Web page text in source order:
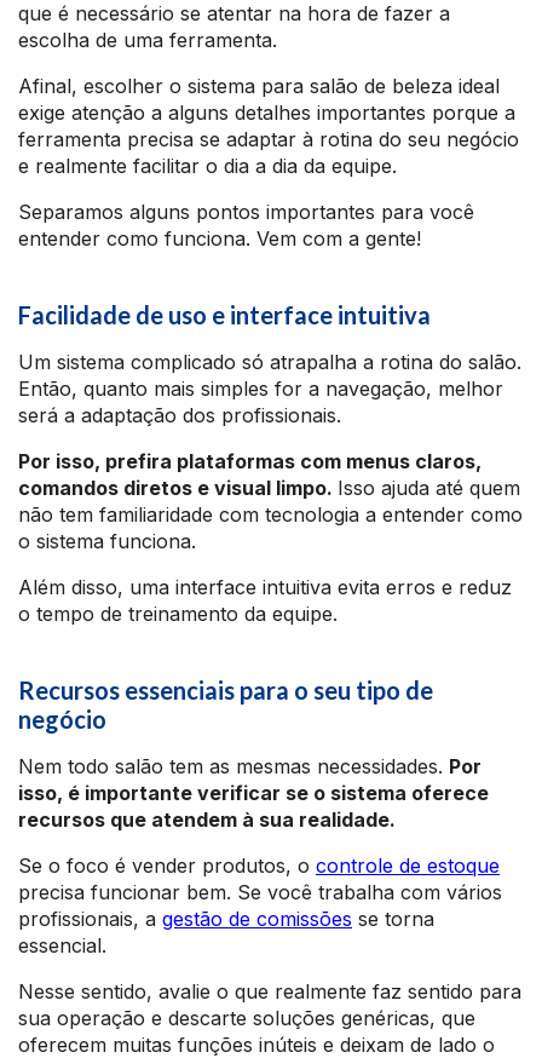
que é necessário se atentar na hora de fazer a
escolha de uma ferramenta.
Afinal, escolher o sistema para salão de beleza ideal
exige atenção a alguns detalhes importantes porque a
ferramenta precisa se adaptar à rotina do seu negócio
e realmente facilitar o dia a dia da equipe.
Separamos alguns pontos importantes para você
entender como funciona. Vem com a gente!
Facilidade de uso e interface intuitiva
Um sistema complicado só atrapalha a rotina do salão.
Então, quanto mais simples for a navegação, melhor
será a adaptação dos profissionais.
Por isso, prefira plataformas com menus claros,
comandos diretos e visual limpo. Isso ajuda até quem
não tem familiaridade com tecnologia a entender como
o sistema funciona.
Além disso, uma interface intuitiva evita erros e reduz
o tempo de treinamento da equipe.
Recursos essenciais para o seu tipo de
negócio
Nem todo salão tem as mesmas necessidades. Por
isso, é importante verificar se o sistema oferece
recursos que atendem à sua realidade.
Se o foco é vender produtos, o controle de estoque
precisa funcionar bem. Se você trabalha com vários
profissionais, a gestão de comissões se torna
essencial.
Nesse sentido, avalie o que realmente faz sentido para
sua operação e descarte soluções genéricas, que
oferecem muitas funções inúteis e deixam de lado o